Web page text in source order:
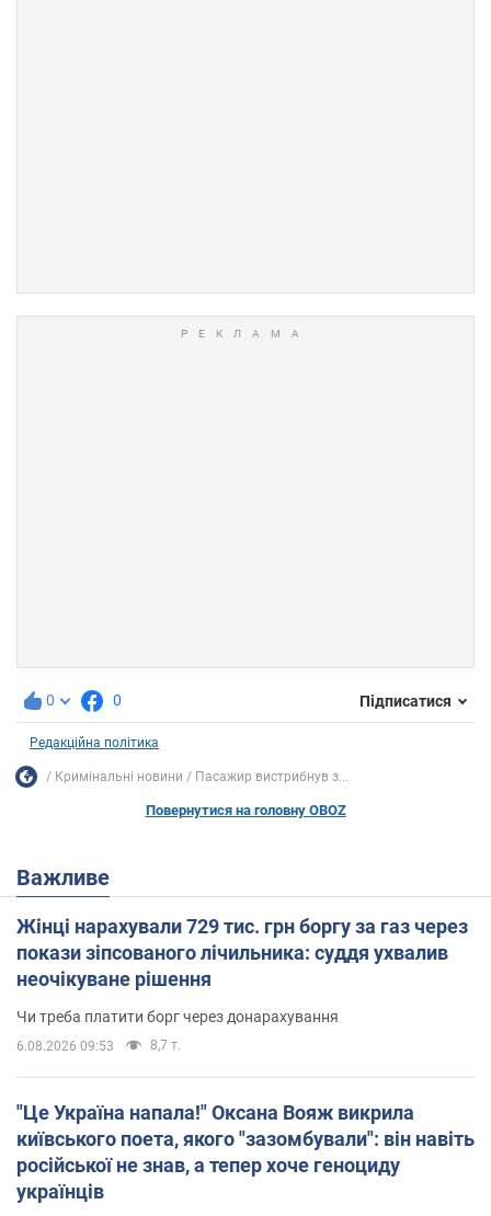
0 0 Підписатися
Редакційна політика
Кримінальні новини Пасажир вистрибнув з...
Повернутися на головну OBOZ
Важливе
Жінці нарахували 729 тис. грн боргу за газ через
покази зіпсованого лічильника: суддя ухвалив
неочікуване рішення
Чи треба платити борг через донарахування
6.08.2026 09:53 8,7 т.
"Це Україна напала!" Оксана Вояж викрила
київського поета, якого "зазомбували": він навіть
російської не знав, а тепер хоче геноциду
українців